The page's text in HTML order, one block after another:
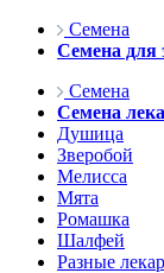
Семена
Семена для
Семена
Семена
Душица
Зверобой
Мелисса
Мята
Ромашка
Шалфей
Разные